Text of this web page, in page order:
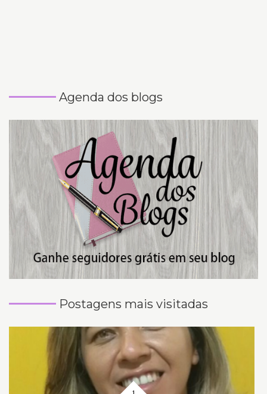
Agenda dos blogs
Postagens mais visitadas